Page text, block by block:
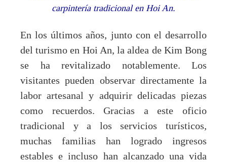
carpintería tradicional en Hoi An.
En los últimos años, junto con el desarrollo
del turismo en Hoi An, la aldea de Kim Bong
se ha revitalizado notablemente. Los
visitantes pueden observar directamente la
labor artesanal y adquirir delicadas piezas
como recuerdos. Gracias a este oficio
tradicional y a los servicios turísticos,
muchas familias han logrado ingresos
estables e incluso han alcanzado una vida